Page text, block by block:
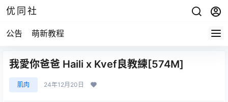
优同社
公告 萌新教程
我愛你爸爸 Haili x Kvef良教練[574M]
肌肉 24年12月20日